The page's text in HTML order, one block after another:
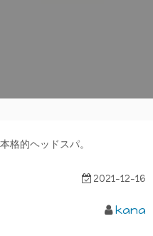
格的ヘッドスパ。
2021-12-16
kana